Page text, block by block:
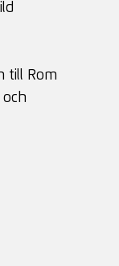
till Rom